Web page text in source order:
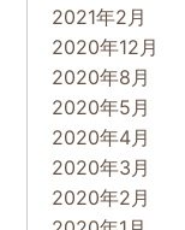
2021年2月
2020年12月
2020年8月
2020年5月
2020年4月
2020年3月
2020年2月